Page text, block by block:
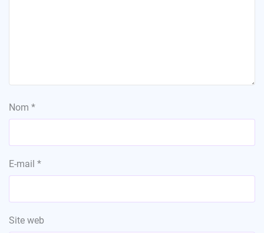
Nom *
E-mail *
Site web